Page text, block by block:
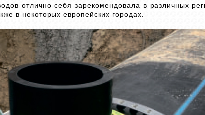
отлично себя зарекомендовала в различных
в некоторых европейских городах.